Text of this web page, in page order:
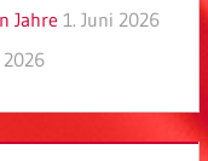
Jahre 1. Juni 2026
2026